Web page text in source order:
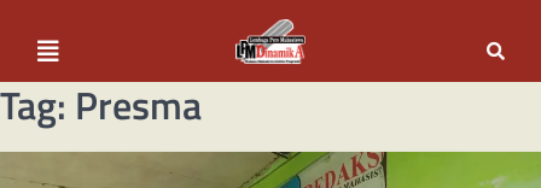
Tag: Presma